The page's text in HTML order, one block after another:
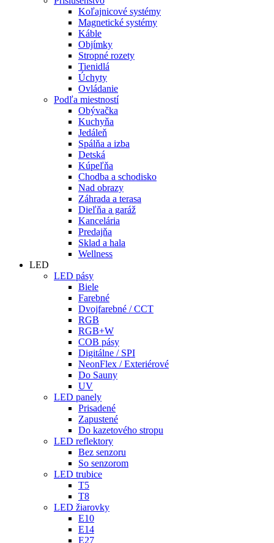
Koľajnicové systémy
Magnetické systémy
Káble
Objímky
Stropné rozety
Tienidlá
Úchyty
Ovládanie
Podľa miestností
Obývačka
Kuchyňa
Jedáleň
Spálňa a izba
Detská
Kúpeľňa
Chodba a schodisko
Nad obrazy
Záhrada a terasa
Dieľňa a garáž
Kancelária
Predajňa
Sklad a hala
Wellness
LED
LED pásy
Biele
Farebné
Dvojfarebné / CCT
RGB
RGB+W
COB pásy
Digitálne / SPI
NeonFlex / Exteriérové
Do Sauny
UV
LED panely
Prisadené
Zapustené
Do kazetového stropu
LED reflektory
Bez senzoru
So senzorom
LED trubice
T5
T8
LED žiarovky
E10
E14
E27